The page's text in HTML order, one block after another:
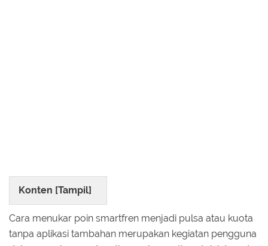
Konten [Tampil]
Cara menukar poin smartfren menjadi pulsa atau kuota
tanpa aplikasi tambahan merupakan kegiatan pengguna